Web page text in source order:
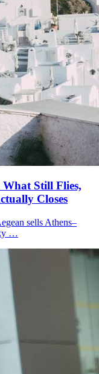
Still Flies,
Closes
sells Athens–
…